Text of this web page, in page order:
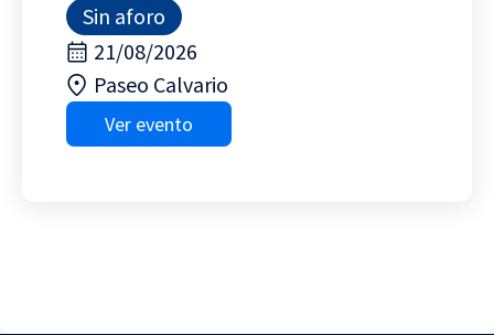
Sin aforo
21/08/2026
Paseo Calvario
Ver evento